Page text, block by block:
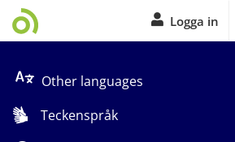
Logga in
Other languages
Teckenspråk